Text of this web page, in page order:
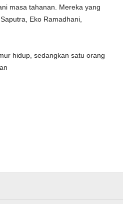
masa tahanan. Mereka yang
Eko Ramadhani,
hidup, sedangkan satu orang